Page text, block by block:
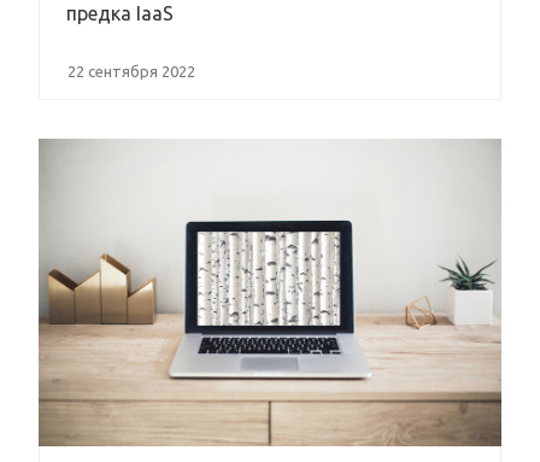
предка IaaS
22 сентября 2022